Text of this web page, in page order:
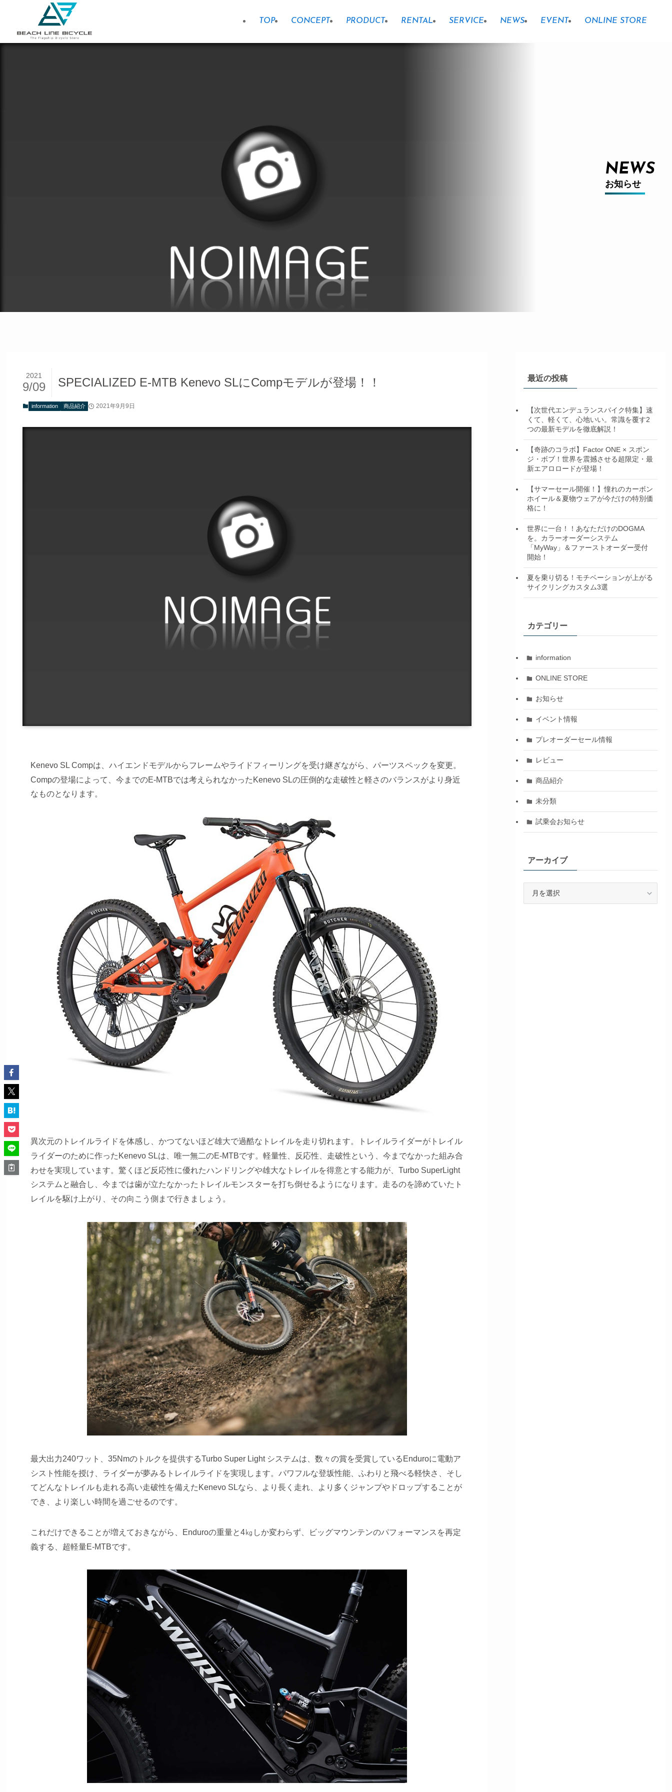
TOP CONCEPT PRODUCT RENTAL SERVICE NEWS EVENT ONLINE STORE
NEWS
お知らせ
SPECIALIZED E-MTB Kenevo SLにCompモデルが登場！！
2021
9/09
information 商品紹介 2021年9月9日
Kenevo SL Compは、ハイエンドモデルからフレームやライドフィーリングを受け継ぎながら、パーツスペックを変更。
Compの登場によって、今までのE-MTBでは考えられなかったKenevo SLの圧倒的な走破性と軽さのバランスがより身近
なものとなります。
異次元のトレイルライドを体感し、かつてないほど雄大で過酷なトレイルを走り切れます。トレイルライダーがトレイル
ライダーのために作ったKenevo SLは、唯一無二のE-MTBです。軽量性、反応性、走破性という、今までなかった組み合
わせを実現しています。驚くほど反応性に優れたハンドリングや雄大なトレイルを得意とする能力が、Turbo SuperLight
システムと融合し、今までは歯が立たなかったトレイルモンスターを打ち倒せるようになります。走るのを諦めていたト
レイルを駆け上がり、その向こう側まで行きましょう。
最大出力240ワット、35Nmのトルクを提供するTurbo Super Light システムは、数々の賞を受賞しているEnduroに電動ア
シスト性能を授け、ライダーが夢みるトレイルライドを実現します。パワフルな登坂性能、ふわりと飛べる軽快さ、そし
てどんなトレイルも走れる高い走破性を備えたKenevo SLなら、より長く走れ、より多くジャンプやドロップすることが
でき、より楽しい時間を過ごせるのです。
これだけできることが増えておきながら、Enduroの重量と4㎏しか変わらず、ビッグマウンテンのパフォーマンスを再定
義する、超軽量E-MTBです。
最近の投稿
【次世代エンデュランスバイク特集】速
くて、軽くて、心地いい。常識を覆す2
つの最新モデルを徹底解説！
【奇跡のコラボ】Factor ONE × スポン
ジ・ボブ！世界を震撼させる超限定・最
新エアロロードが登場！
【サマーセール開催！】憧れのカーボン
ホイール＆夏物ウェアが今だけの特別価
格に！
世界に一台！！あなただけのDOGMA
を。カラーオーダーシステム
「MyWay」＆ファーストオーダー受付
開始！
夏を乗り切る！モチベーションが上がる
サイクリングカスタム3選
カテゴリー
information
ONLINE STORE
お知らせ
イベント情報
プレオーダーセール情報
レビュー
商品紹介
未分類
試乗会お知らせ
アーカイブ